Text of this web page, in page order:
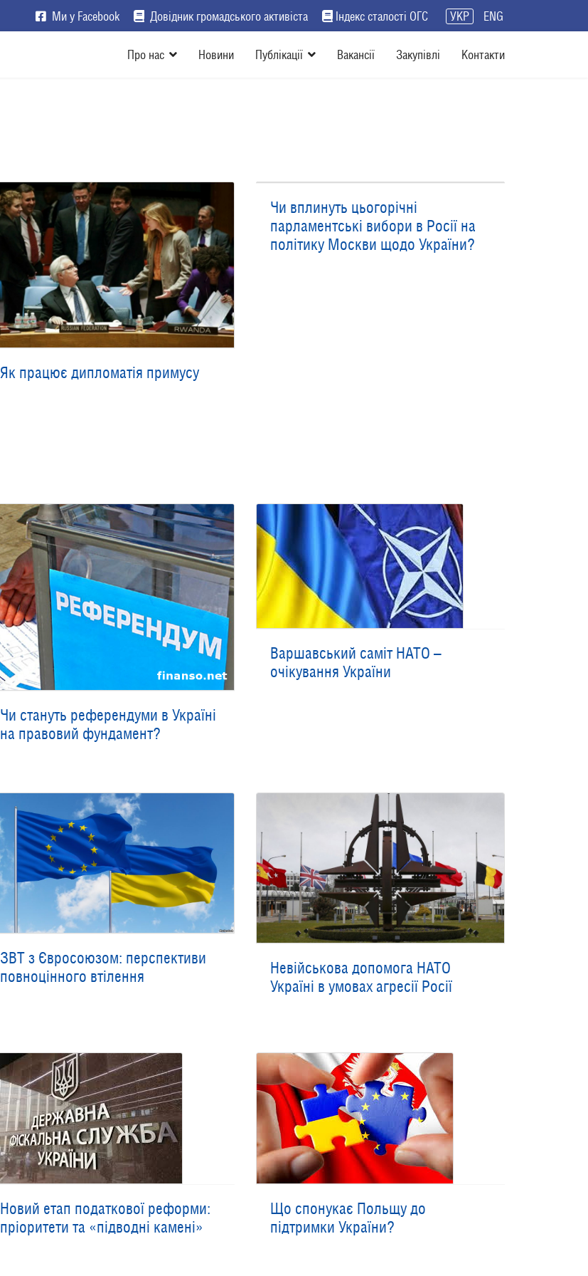
Ми у Facebook Довідник громадського активіста Індекс сталості ОГС УКР ENG
Про нас Новини Публікації Вакансії Закупівлі Контакти
Як працює дипломатія примусу
Чи вплинуть цьогорічні
парламентські вибори в Росії на
політику Москви щодо України?
Чи стануть референдуми в Україні
на правовий фундамент?
Варшавський саміт НАТО –
очікування України
ЗВТ з Євросоюзом: перспективи
повноцінного втілення
Невійськова допомога НАТО
Україні в умовах агресії Росії
Новий етап податкової реформи:
пріоритети та «підводні камені»
Що спонукає Польщу до
підтримки України?